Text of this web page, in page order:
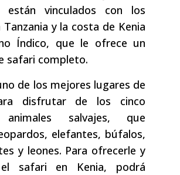
están vinculados con los
y la costa de Kenia
Índico, que le ofrece un
safari completo.
de los mejores lugares de
disfrutar de los cinco
animales salvajes, que
elefantes, búfalos,
y leones. Para ofrecerle y
safari en Kenia, podrá